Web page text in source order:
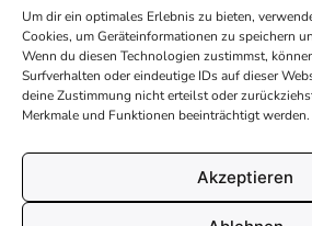
Um dir ein optimales Erlebnis zu bieten,
Cookies, um Geräteinformationen zu speichern
Wenn du diesen Technologien zustimmst,
Surfverhalten oder eindeutige IDs auf dieser
deine Zustimmung nicht erteilst oder
Merkmale und Funktionen beeinträchtigt werden.
Akzeptieren
Über uns
Kontakt
Inhaltsrichtlinien
Recht &
Impressum
AGB
Cookies